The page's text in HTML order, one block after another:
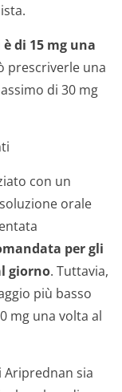
di 15 mg una
prescriverle una
di 30 mg
con un
orale
per gli
giorno. Tuttavia,
più basso
mg una volta al
Ariprednan sia